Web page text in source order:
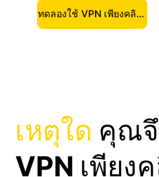
ทดลองใช้ VPN เพียงคลิกเดียว
เหตุใด คุณจึ
VPN เพียง